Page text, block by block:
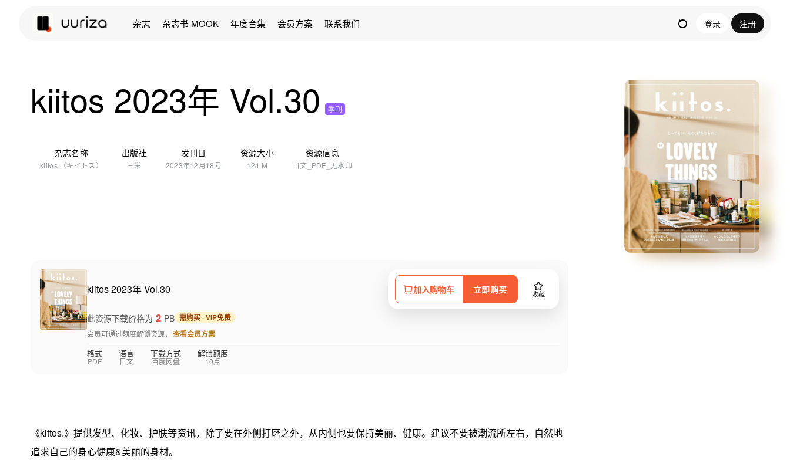
杂志 杂志书 MOOK 年度合集 会员方案 联系我们 登录 注册
kiitos 2023年 Vol.30 季刊
杂志名称
kiitos.（キイトス）
出版社
三栄
发刊日
2023年12月18号
资源大小
124 M
资源信息
日文_PDF_无水印
kiitos 2023年 Vol.30 加入购物车 立即购买 收藏
此资源下载价格为 2 PB 需购买 · VIP免费
会员可通过额度解锁资源， 查看会员方案
格式
PDF
语言
日文
下载方式
百度网盘
解锁额度
10点
《kittos.》提供发型、化妆、护肤等资讯，除了要在外侧打磨之外，从内侧也要保持美丽、健康。建议不要被潮流所左右，自然地
追求自己的身心健康&美丽的身材。